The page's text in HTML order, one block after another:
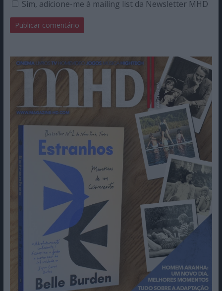
Sim, adicione-me à mailing list da Newsletter MHD